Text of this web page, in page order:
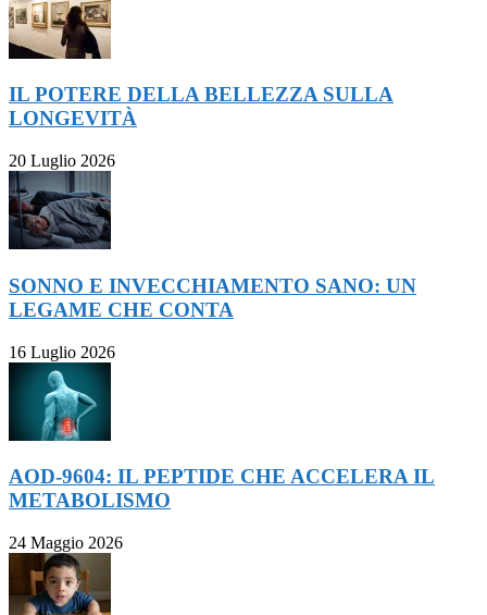
IL POTERE DELLA BELLEZZA SULLA
LONGEVITÀ
20 Luglio 2026
SONNO E INVECCHIAMENTO SANO: UN
LEGAME CHE CONTA
16 Luglio 2026
AOD-9604: IL PEPTIDE CHE ACCELERA IL
METABOLISMO
24 Maggio 2026